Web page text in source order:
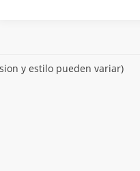
y estilo pueden variar)